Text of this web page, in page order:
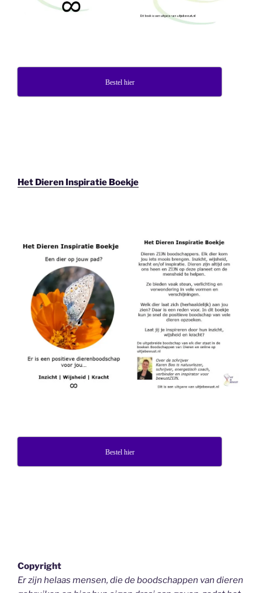
Bestel hier
Het Dieren Inspiratie Boekje
Bestel hier
Copyright
Er zijn helaas mensen, die de boodschappen van dieren